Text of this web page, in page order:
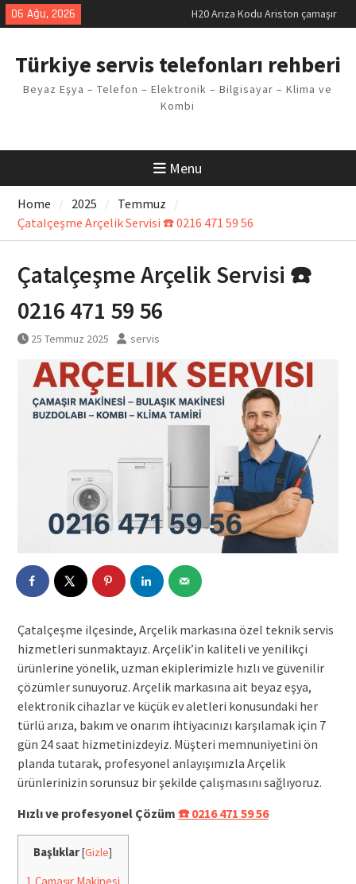
Skip
to
06 Ağu, 2026
LG kombi E2 Arızası Çözümü
Vaillant çamaşır makinesi E03
Arıza Kodu
Ferroli klima E3 Arızası Çözümü
Türkiye servis telefonları rehberi
Beyaz Eşya – Telefon – Elektronik – Bilgisayar – Klima ve
Kombi
Menu
Home 2025
Temmuz
Çatalçeşme Arçelik Servisi ☎️ 0216 471 59 56
Çatalçeşme Arçelik Servisi ☎️
0216 471 59 56
25 Temmuz 2025 servis
Çatalçeşme ilçesinde, Arçelik markasına özel teknik servis
hizmetleri sunmaktayız. Arçelik’in kaliteli ve yenilikçi
ürünlerine yönelik, uzman ekiplerimizle hızlı ve güvenilir
çözümler sunuyoruz. Arçelik markasına ait beyaz eşya,
elektronik cihazlar ve küçük ev aletleri konusundaki her
türlü arıza, bakım ve onarım ihtiyacınızı karşılamak için 7
gün 24 saat hizmetinizdeyiz. Müşteri memnuniyetini ön
planda tutarak, profesyonel anlayışımızla Arçelik
ürünlerinizin sorunsuz bir şekilde çalışmasını sağlıyoruz.
Hızlı ve profesyonel Çözüm ☎️ 0216 471 59 56
Başlıklar[Gizle]